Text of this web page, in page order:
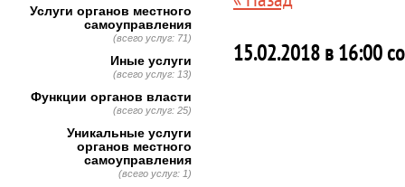
15.02.2018 в 16:00
Услуги органов местного
самоуправления
(всего услуг: 71)
Иные услуги
(всего услуг: 13)
Функции органов власти
(всего услуг: 25)
Уникальные услуги
органов местного
самоуправления
(всего услуг: 1)